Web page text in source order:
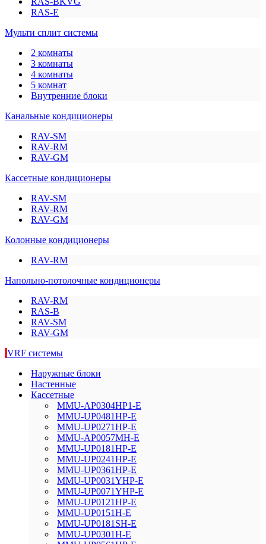
RAS-E
Мульти сплит системы
2 комнаты
3 комнаты
4 комнаты
5 комнат
Внутренние блоки
Канальные кондиционеры
RAV-SM
RAV-RM
RAV-GM
Кассетные кондиционеры
RAV-SM
RAV-RM
RAV-GM
Колонные кондиционеры
RAV-RM
Напольно-потолочные кондиционеры
RAV-RM
RAS-B
RAV-SM
RAV-GM
VRF системы
Наружные блоки
Настенные
Кассетные
MMU-AP0304HP1-E
MMU-UP0481HP-E
MMU-UP0271HP-E
MMU-AP0057MH-E
MMU-UP0181HP-E
MMU-UP0241HP-E
MMU-UP0361HP-E
MMU-UP0031YHP-E
MMU-UP0071YHP-E
MMU-UP0121HP-E
MMU-UP0151H-E
MMU-UP0181SH-E
MMU-UP0301H-E